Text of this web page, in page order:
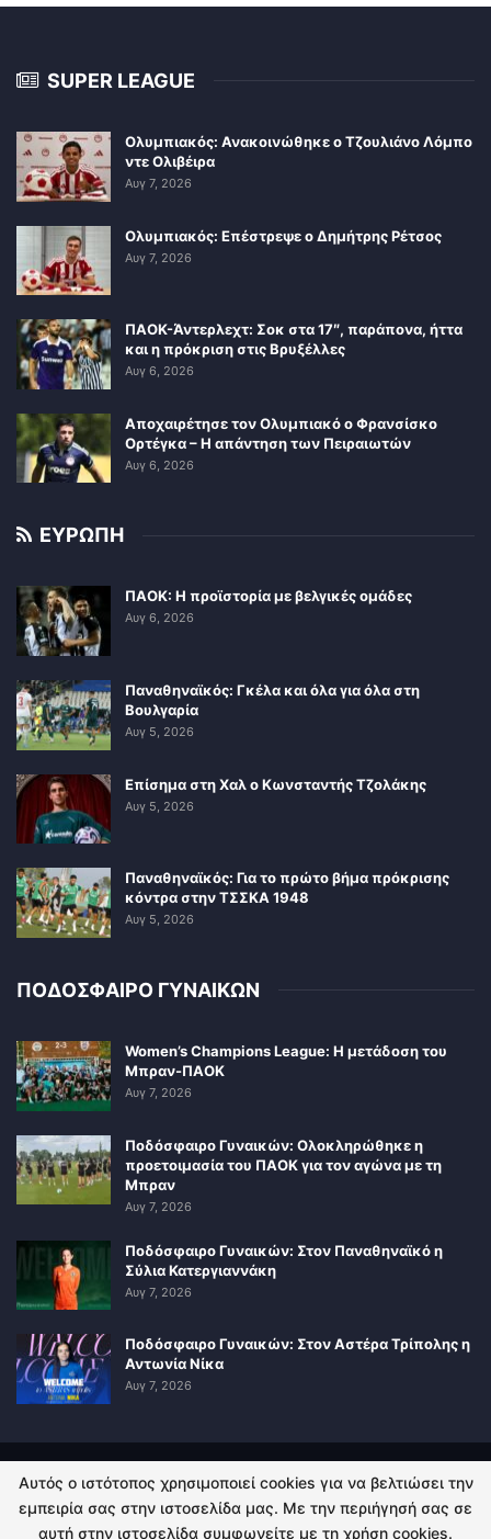
SUPER LEAGUE
Ολυμπιακός: Ανακοινώθηκε ο Τζουλιάνο Λόμπο
ντε Ολιβέιρα
Αυγ 7, 2026
Ολυμπιακός: Επέστρεψε ο Δημήτρης Ρέτσος
Αυγ 7, 2026
ΠΑΟΚ-Άντερλεχτ: Σοκ στα 17″, παράπονα, ήττα
και η πρόκριση στις Βρυξέλλες
Αυγ 6, 2026
Αποχαιρέτησε τον Ολυμπιακό ο Φρανσίσκο
Ορτέγκα – Η απάντηση των Πειραιωτών
Αυγ 6, 2026
ΕΥΡΩΠΗ
ΠΑΟΚ: Η προϊστορία με βελγικές ομάδες
Αυγ 6, 2026
Παναθηναϊκός: Γκέλα και όλα για όλα στη
Βουλγαρία
Αυγ 5, 2026
Επίσημα στη Χαλ ο Κωνσταντής Τζολάκης
Αυγ 5, 2026
Παναθηναϊκός: Για το πρώτο βήμα πρόκρισης
κόντρα στην ΤΣΣΚΑ 1948
Αυγ 5, 2026
ΠΟΔΟΣΦΑΙΡΟ ΓΥΝΑΙΚΩΝ
Women’s Champions League: Η μετάδοση του
Μπραν-ΠΑΟΚ
Αυγ 7, 2026
Ποδόσφαιρο Γυναικών: Ολοκληρώθηκε η
προετοιμασία του ΠΑΟΚ για τον αγώνα με τη
Μπραν
Αυγ 7, 2026
Ποδόσφαιρο Γυναικών: Στον Παναθηναϊκό η
Σύλια Κατεργιαννάκη
Αυγ 7, 2026
Ποδόσφαιρο Γυναικών: Στον Αστέρα Τρίπολης η
Αντωνία Νίκα
Αυγ 7, 2026
ΠΟΛΙΤΙΚΗ ΑΠΟΡΡΗΤΟΥ ΕΠΙΚΟΙΝΩΝΙΑ
Αυτός ο ιστότοπος χρησιμοποιεί cookies για να βελτιώσει την
εμπειρία σας στην ιστοσελίδα μας. Με την περιήγησή σας σε
αυτή στην ιστοσελίδα συμφωνείτε με τη χρήση cookies.